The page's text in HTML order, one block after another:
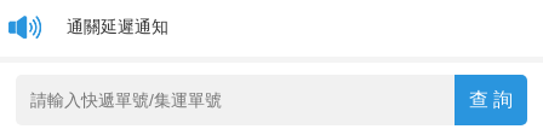
通關延遲通知